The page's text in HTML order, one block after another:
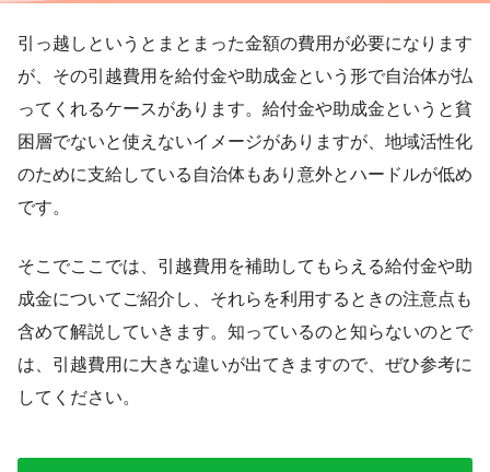
引っ越しというとまとまった金額の費用が必要になります
が、その引越費用を給付金や助成金という形で自治体が払
ってくれるケースがあります。給付金や助成金というと貧
困層でないと使えないイメージがありますが、地域活性化
のために支給している自治体もあり意外とハードルが低め
です。
そこでここでは、引越費用を補助してもらえる給付金や助
成金についてご紹介し、それらを利用するときの注意点も
含めて解説していきます。知っているのと知らないのとで
は、引越費用に大きな違いが出てきますので、ぜひ参考に
してください。